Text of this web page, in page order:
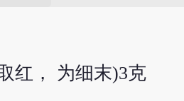
红， 为细末)3克